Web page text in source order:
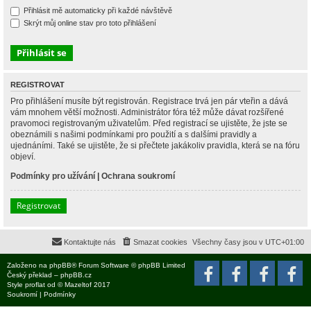
Přihlásit mě automaticky při každé návštěvě
Skrýt můj online stav pro toto přihlášení
REGISTROVAT
Pro přihlášení musíte být registrován. Registrace trvá jen pár vteřin a dává
vám mnohem větší možnosti. Administrátor fóra též může dávat rozšířené
pravomoci registrovaným uživatelům. Před registrací se ujistěte, že jste se
obeznámili s našimi podmínkami pro použití a s dalšími pravidly a
ujednáními. Také se ujistěte, že si přečtete jakákoliv pravidla, která se na fóru
objeví.
Podmínky pro užívání | Ochrana soukromí
Registrovat
Všechny časy jsou v UTC+01:00
Smazat cookies
Kontaktujte nás
Založeno na phpBB® Forum Software © phpBB Limited
Český překlad – phpBB.cz
Style proflat od ©Mazeltof 2017
Soukromí | Podmínky